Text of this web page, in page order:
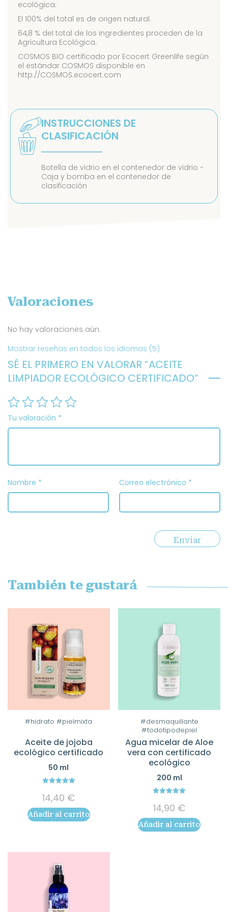
ecológica.
El 100% del total es de origen natural.
64,8 % del total de los ingredientes proceden de la
Agricultura Ecológica.
COSMOS BIO certificado por Ecocert Greenlife según
el estándar COSMOS disponible en
http://COSMOS.ecocert.com
INSTRUCCIONES DE
CLASIFICACIÓN
Botella de vidrio en el contenedor de vidrio -
Caja y bomba en el contenedor de
clasificación
Valoraciones
No hay valoraciones aún.
Mostrar reseñas en todos los idiomas (5)
SÉ EL PRIMERO EN VALORAR “ACEITE
LIMPIADOR ECOLÓGICO CERTIFICADO”
Tu valoración *
Nombre * Correo electrónico *
También te gustará
#hidrato #pielmixta
Aceite de jojoba
ecológico certificado
50 ml
out of 5
14,40 €
Añadir al carrito
#desmaquillante
#todotipodepiel
Agua micelar de Aloe
vera con certificado
ecológico
200 ml
out of 5
14,90 €
Añadir al carrito